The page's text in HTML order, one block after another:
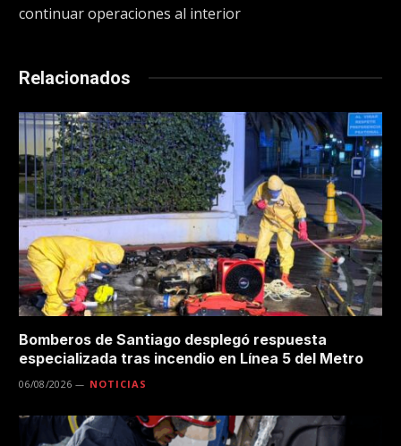
continuar operaciones al interior
Relacionados
Bomberos de Santiago desplegó respuesta
especializada tras incendio en Línea 5 del Metro
06/08/2026 NOTICIAS